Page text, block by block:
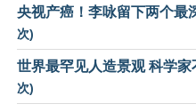
央视产癌！李咏留下两个最
次)
世界最罕见人造景观 科学家
次)